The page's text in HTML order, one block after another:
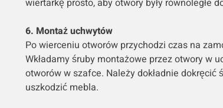
wiertarkę prosto, aby otwory były równoległe
6. Montaż uchwytów
Po wierceniu otworów przychodzi czas na
Wkładamy śruby montażowe przez otwory w
otworów w szafce. Należy dokładnie dokręcić
uszkodzić mebla.